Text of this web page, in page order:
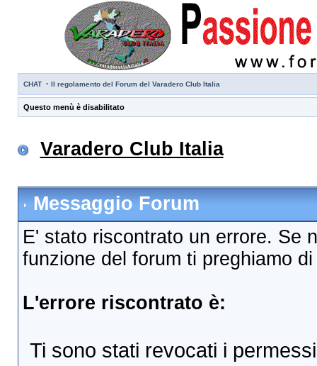
CHAT · Il regolamento del Forum del Varadero Club Italia
Questo menù è disabilitato
Varadero Club Italia
Messaggio Forum
E' stato riscontrato un errore. Se
funzione del forum ti preghiamo
L'errore riscontrato è:
Ti sono stati revocati i